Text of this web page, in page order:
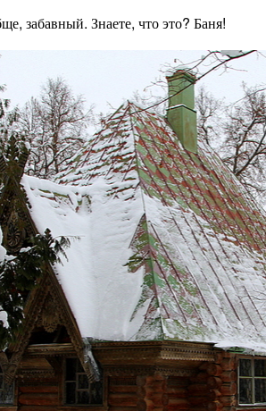
забавный. Знаете, что это? Баня!